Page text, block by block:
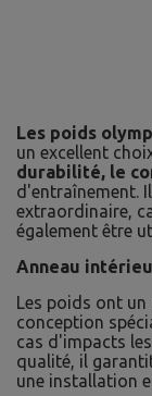
Les poids
un excellent
durabilité, le
d'entraînement.
extraordinaire,
également être
Anneau
Les poids ont un
conception
cas d'impacts
qualité, il
une installation